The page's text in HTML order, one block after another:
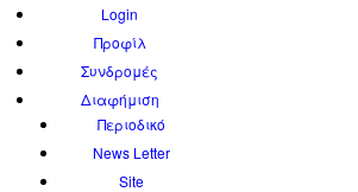
Login
Προφίλ
Συνδρομές
Διαφήμιση
Περιοδικό
News Letter
Site